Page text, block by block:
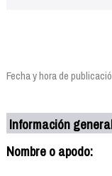
Fecha y hora de
Información
Nombre o apodo: